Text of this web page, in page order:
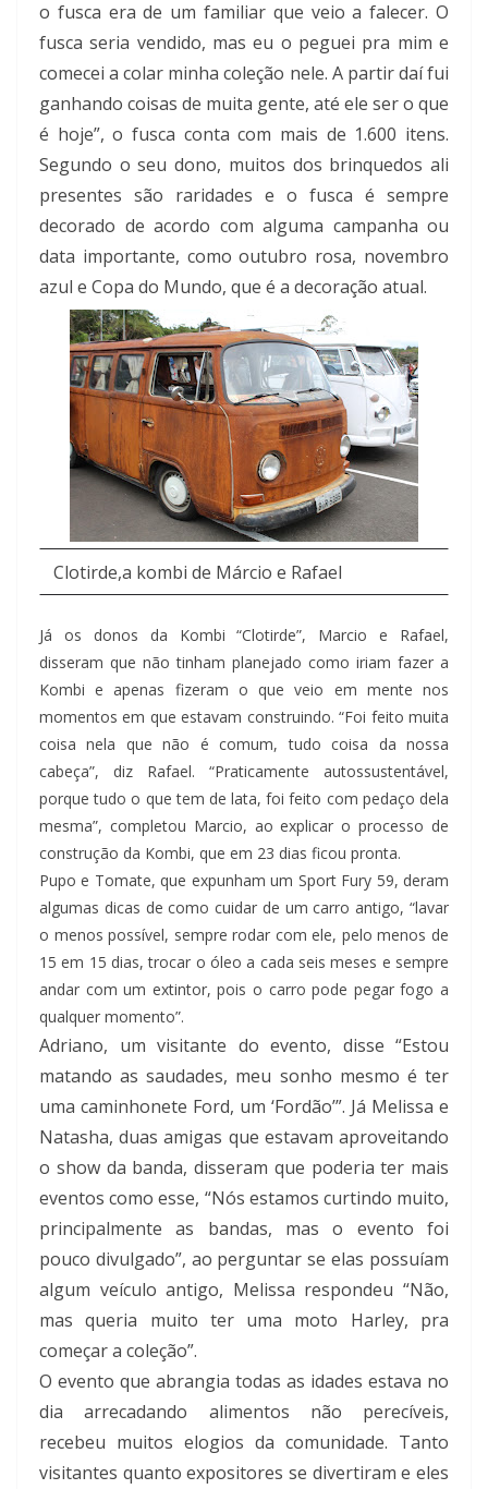
o fusca era de um familiar que veio a falecer. O
fusca seria vendido, mas eu o peguei pra mim e
comecei a colar minha coleção nele. A partir daí fui
ganhando coisas de muita gente, até ele ser o que
é hoje”, o fusca conta com mais de 1.600 itens.
Segundo o seu dono, muitos dos brinquedos ali
presentes são raridades e o fusca é sempre
decorado de acordo com alguma campanha ou
data importante, como outubro rosa, novembro
azul e Copa do Mundo, que é a decoração atual.
Clotirde,a kombi de Márcio e Rafael
Já os donos da Kombi “Clotirde”, Marcio e Rafael,
disseram que não tinham planejado como iriam fazer a
Kombi e apenas fizeram o que veio em mente nos
momentos em que estavam construindo. “Foi feito muita
coisa nela que não é comum, tudo coisa da nossa
cabeça”, diz Rafael. “Praticamente autossustentável,
porque tudo o que tem de lata, foi feito com pedaço dela
mesma”, completou Marcio, ao explicar o processo de
construção da Kombi, que em 23 dias ficou pronta.
Pupo e Tomate, que expunham um Sport Fury 59, deram
algumas dicas de como cuidar de um carro antigo, “lavar
o menos possível, sempre rodar com ele, pelo menos de
15 em 15 dias, trocar o óleo a cada seis meses e sempre
andar com um extintor, pois o carro pode pegar fogo a
qualquer momento”.
Adriano, um visitante do evento, disse “Estou
matando as saudades, meu sonho mesmo é ter
uma caminhonete Ford, um ‘Fordão’”. Já Melissa e
Natasha, duas amigas que estavam aproveitando
o show da banda, disseram que poderia ter mais
eventos como esse, “Nós estamos curtindo muito,
principalmente as bandas, mas o evento foi
pouco divulgado”, ao perguntar se elas possuíam
algum veículo antigo, Melissa respondeu “Não,
mas queria muito ter uma moto Harley, pra
começar a coleção”.
O evento que abrangia todas as idades estava no
dia arrecadando alimentos não perecíveis,
recebeu muitos elogios da comunidade. Tanto
visitantes quanto expositores se divertiram e eles